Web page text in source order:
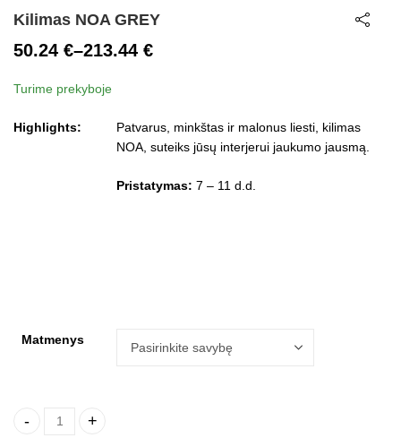
Kilimas NOA GREY
50.24 €–213.44 €
Price
range:
50.24 €
Turime prekyboje
Highlights:
Patvarus, minkštas ir malonus liesti, kilimas
NOA, suteiks jūsų interjerui jaukumo jausmą.
Pristatymas: 7 – 11 d.d.
Matmenys
Kilimas NOA GREY quantity